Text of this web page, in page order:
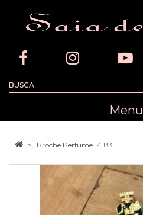
Menu
Broche Perfume 14183